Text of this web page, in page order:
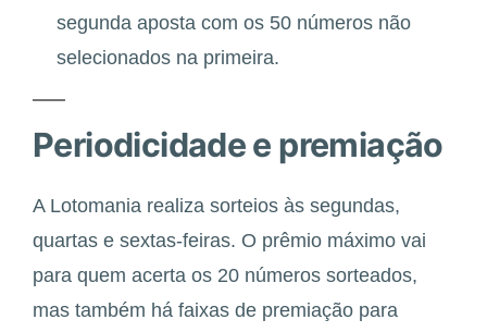
segunda aposta com os 50 números não
selecionados na primeira.
Periodicidade e premiação
A Lotomania realiza sorteios às segundas,
quartas e sextas-feiras. O prêmio máximo vai
para quem acerta os 20 números sorteados,
mas também há faixas de premiação para